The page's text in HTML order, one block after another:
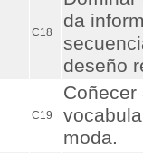
C18
da
deseño
C19
moda.